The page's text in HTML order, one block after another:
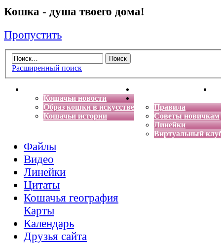
Кошка - душа твоего дома!
Пропустить
Расширенный поиск
Кошачьи новости
Образ кошки в искусстве
Кошачьи истории
Энциклопедия кошек
Правила
Советы новичкам
Линейки
Виртуальный
Файлы
Видео
Линейки
Цитаты
Кошачья география
Карты
Календарь
Друзья сайта